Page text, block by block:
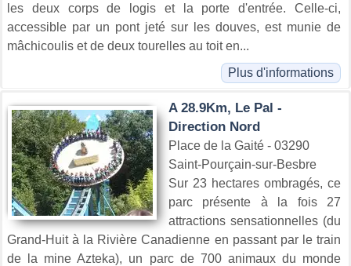
les deux corps de logis et la porte d'entrée. Celle-ci,
accessible par un pont jeté sur les douves, est munie de
mâchicoulis et de deux tourelles au toit en...
Plus d'informations
A 28.9Km, Le Pal -
Direction Nord
Place de la Gaité - 03290
Saint-Pourçain-sur-Besbre
Sur 23 hectares ombragés, ce
parc présente à la fois 27
attractions sensationnelles (du
Grand-Huit à la Rivière Canadienne en passant par le train
de la mine Azteka), un parc de 700 animaux du monde